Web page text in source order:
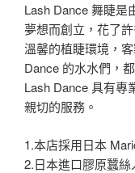
Lash Dance 舞睫是
夢想而創立，花了
溫馨的植睫環境，
Dance 的水水們，
Lash Dance 具有專
親切的服務。
1.本店採用日本
2.日本進口膠原蠶絲